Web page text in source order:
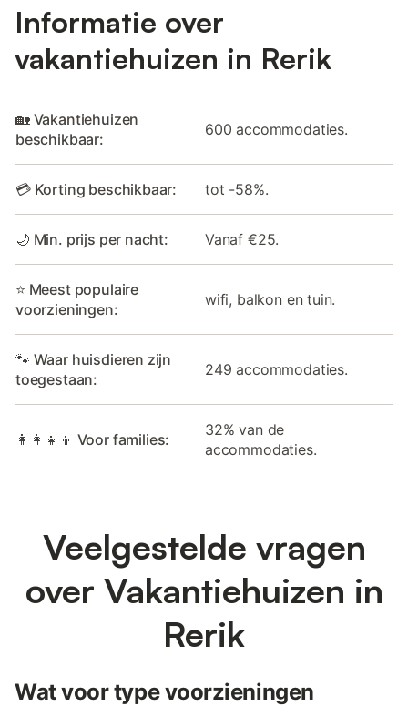
Informatie over
vakantiehuizen in Rerik
🏡 Vakantiehuizen
beschikbaar:
600 accommodaties.
💳 Korting beschikbaar: tot -58%.
🌙 Min. prijs per nacht: Vanaf €25.
⭐ Meest populaire
voorzieningen:
wifi, balkon en tuin.
🐾 Waar huisdieren zijn
toegestaan:
249 accommodaties.
👩‍👩‍👧‍👦 Voor families:
32% van de
accommodaties.
Veelgestelde vragen
over Vakantiehuizen in
Rerik
Wat voor type voorzieningen